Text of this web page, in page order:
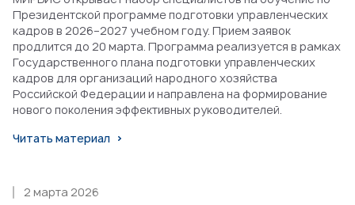
Президентской программе подготовки управленческих
кадров в 2026–2027 учебном году. Прием заявок
продлится до 20 марта. Программа реализуется в рамках
Государственного плана подготовки управленческих
кадров для организаций народного хозяйства
Российской Федерации и направлена на формирование
нового поколения эффективных руководителей.
Читать материал
2 марта 2026